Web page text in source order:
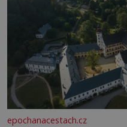
epochanacestach.cz